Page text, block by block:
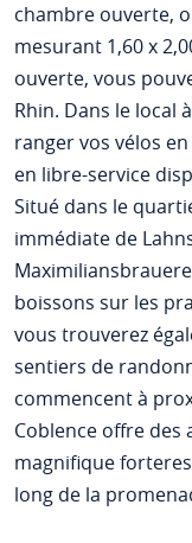
chambre ouverte,
mesurant 1,60 x
ouverte, vous
Rhin. Dans le local
ranger vos vélos
en libre-service
Situé dans le
immédiate de
boissons sur les
vous trouverez
sentiers de
commencent à
Coblence offre des
magnifique
long de la